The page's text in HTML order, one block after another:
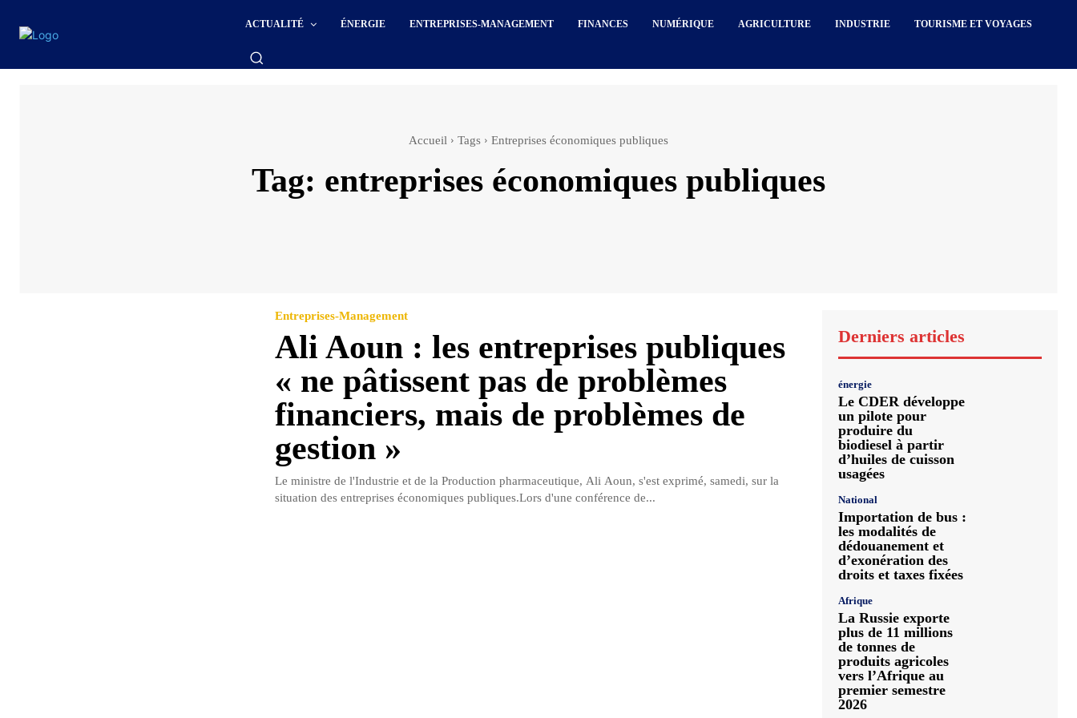
ACTUALITÉ ÉNERGIE ENTREPRISES-MANAGEMENT FINANCES NUMÉRIQUE AGRICULTURE INDUSTRIE TOURISME ET VOYAGES
Accueil Tags Entreprises économiques publiques
Tag: entreprises économiques publiques
Entreprises-Management
Ali Aoun : les entreprises publiques
« ne pâtissent pas de problèmes
financiers, mais de problèmes de
gestion »
Le ministre de l'Industrie et de la Production pharmaceutique, Ali Aoun, s'est exprimé, samedi, sur la
situation des entreprises économiques publiques.Lors d'une conférence de...
Derniers articles
énergie
Le CDER développe
un pilote pour
produire du
biodiesel à partir
d’huiles de cuisson
usagées
National
Importation de bus :
les modalités de
dédouanement et
d’exonération des
droits et taxes fixées
Afrique
La Russie exporte
plus de 11 millions
de tonnes de
produits agricoles
vers l’Afrique au
premier semestre
2026